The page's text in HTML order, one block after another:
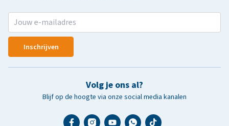
Inschrijven
Volg je ons al?
Blijf op de hoogte via onze social media kanalen